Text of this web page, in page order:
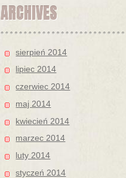
ARCHIVES
sierpień 2014
lipiec 2014
czerwiec 2014
maj 2014
kwiecień 2014
marzec 2014
luty 2014
styczeń 2014